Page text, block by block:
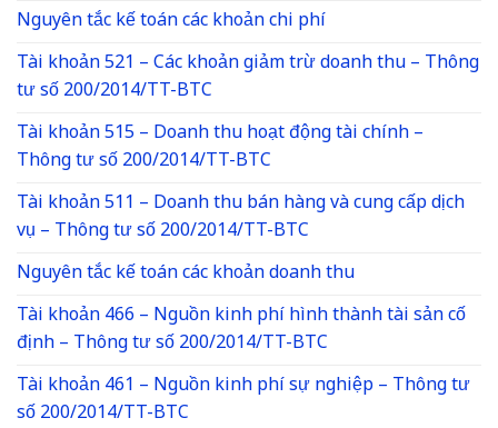
Nguyên tắc kế toán các khoản chi phí
Tài khoản 521 – Các khoản giảm trừ doanh thu – Thông
tư số 200/2014/TT-BTC
Tài khoản 515 – Doanh thu hoạt động tài chính –
Thông tư số 200/2014/TT-BTC
Tài khoản 511 – Doanh thu bán hàng và cung cấp dịch
vụ – Thông tư số 200/2014/TT-BTC
Nguyên tắc kế toán các khoản doanh thu
Tài khoản 466 – Nguồn kinh phí hình thành tài sản cố
định – Thông tư số 200/2014/TT-BTC
Tài khoản 461 – Nguồn kinh phí sự nghiệp – Thông tư
số 200/2014/TT-BTC